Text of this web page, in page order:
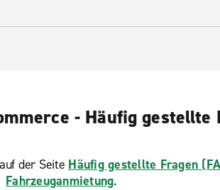
- Häufig gestellte
der Seite Häufig gestellte Fragen
Fahrzeuganmietung.